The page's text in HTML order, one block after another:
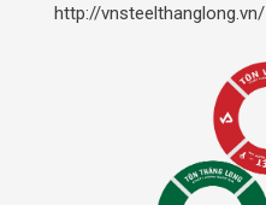
http://vnsteelthanglong.vn/